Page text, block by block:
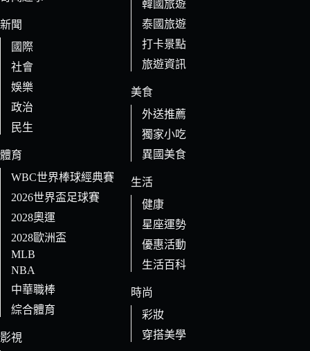
新聞
國際
社會
娛樂
政治
民生
體育
WBC世界棒球經典賽
2026世界盃足球賽
2028奧運
2028歐洲盃
MLB
NBA
中華職棒
綜合體育
影視
韓國旅遊
泰國旅遊
打卡景點
旅遊資訊
美食
外送推薦
獨家小吃
異國美食
生活
健康
星座運勢
優惠活動
生活百科
時尚
彩妝
穿搭美學